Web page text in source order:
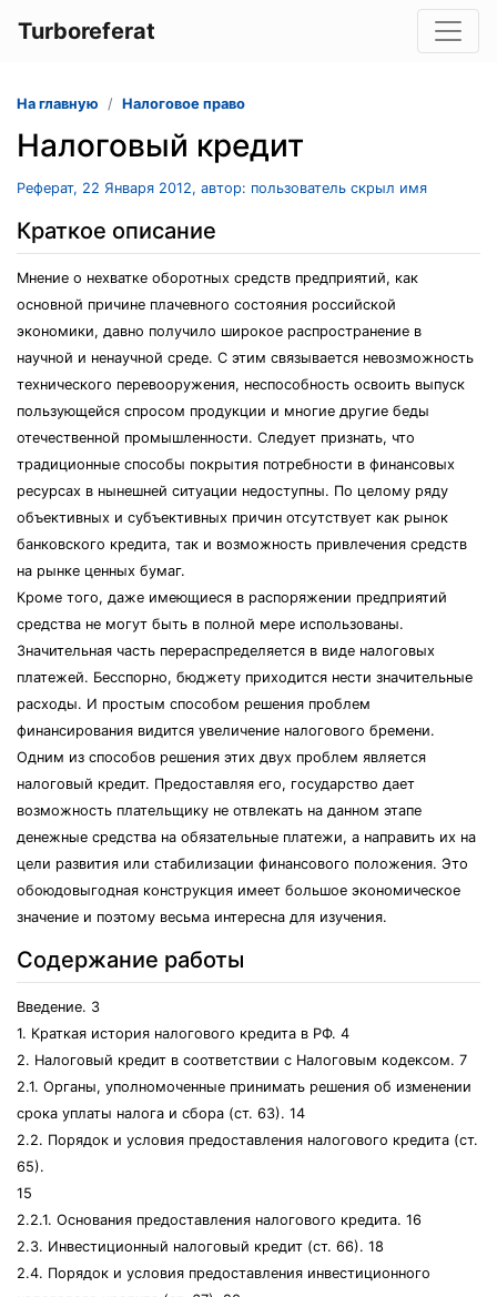
Turboreferat
На главную Налоговое право
Налоговый кредит
Реферат, 22 Января 2012, автор: пользователь скрыл имя
Краткое описание
Мнение о нехватке оборотных средств предприятий, как
основной причине плачевного состояния российской
экономики, давно получило широкое распространение в
научной и ненаучной среде. С этим связывается невозможность
технического перевооружения, неспособность освоить выпуск
пользующейся спросом продукции и многие другие беды
отечественной промышленности. Следует признать, что
традиционные способы покрытия потребности в финансовых
ресурсах в нынешней ситуации недоступны. По целому ряду
объективных и субъективных причин отсутствует как рынок
банковского кредита, так и возможность привлечения средств
на рынке ценных бумаг.
Кроме того, даже имеющиеся в распоряжении предприятий
средства не могут быть в полной мере использованы.
Значительная часть перераспределяется в виде налоговых
платежей. Бесспорно, бюджету приходится нести значительные
расходы. И простым способом решения проблем
финансирования видится увеличение налогового бремени.
Одним из способов решения этих двух проблем является
налоговый кредит. Предоставляя его, государство дает
возможность плательщику не отвлекать на данном этапе
денежные средства на обязательные платежи, а направить их на
цели развития или стабилизации финансового положения. Это
обоюдовыгодная конструкция имеет большое экономическое
значение и поэтому весьма интересна для изучения.
Содержание работы
Введение. 3
1. Краткая история налогового кредита в РФ. 4
2. Налоговый кредит в соответствии с Налоговым кодексом. 7
2.1. Органы, уполномоченные принимать решения об изменении
срока уплаты налога и сбора (ст. 63). 14
2.2. Порядок и условия предоставления налогового кредита (ст.
65).
15
2.2.1. Основания предоставления налогового кредита. 16
2.3. Инвестиционный налоговый кредит (ст. 66). 18
2.4. Порядок и условия предоставления инвестиционного